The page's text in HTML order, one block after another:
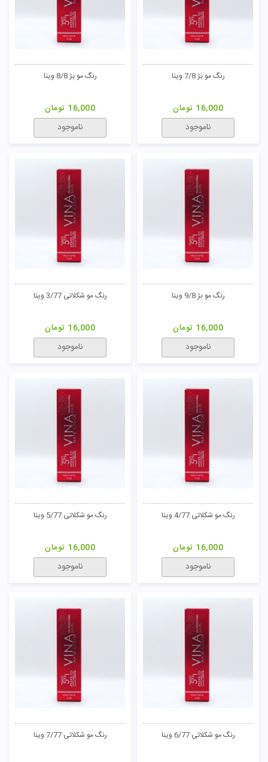
رنگ مو بژ 7/8 وینا
16,000 تومان
ناموجود
رنگ مو بژ 8/8 وینا
16,000 تومان
ناموجود
رنگ مو بژ 9/8 وینا
16,000 تومان
ناموجود
رنگ مو شکلاتی 3/77 وینا
16,000 تومان
ناموجود
رنگ مو شکلاتی 4/77 وینا
16,000 تومان
ناموجود
رنگ مو شکلاتی 5/77 وینا
16,000 تومان
ناموجود
رنگ مو شکلاتی 6/77 وینا رنگ مو شکلاتی 7/77 وینا